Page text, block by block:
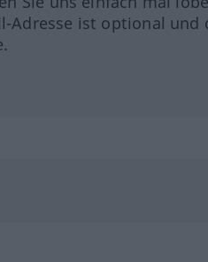
Adresse ist optional und